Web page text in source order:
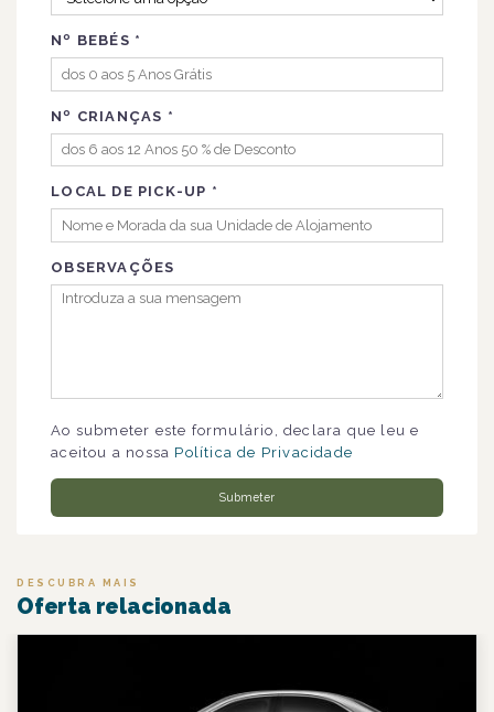
Nº BEBÉS *
Nº CRIANÇAS *
LOCAL DE PICK-UP *
OBSERVAÇÕES
Ao submeter este formulário, declara que leu e
aceitou a nossa Política de Privacidade
Submeter
DESCUBRA MAIS
Oferta relacionada